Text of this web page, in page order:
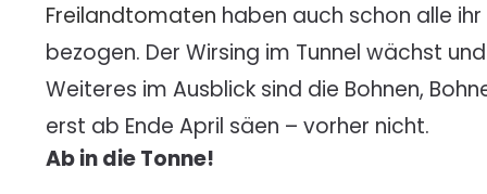
Freilandtomaten haben auch schon alle
bezogen. Der Wirsing im Tunnel wächst
Weiteres im Ausblick sind die Bohnen,
erst ab Ende April säen – vorher nicht.
Ab in die Tonne!